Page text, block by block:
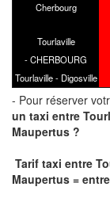
Cherbourg
Tourlaville
- CHERBOURG
Tourlaville - Digosville
- Pour réserver
un taxi entre
Maupertus ?
Tarif taxi entre
Maupertus =